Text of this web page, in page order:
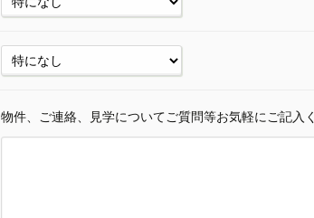
物件、ご連絡、見学についてご質問等お気軽にご記入